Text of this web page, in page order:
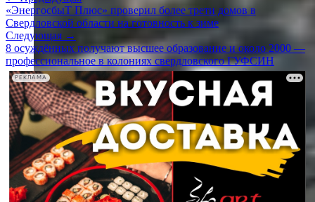
«ЭнергосбыТ Плюс» проверил более трети домов в
Свердловской области на готовность к зиме
Следующая →
8 осуждённых получают высшее образование и около 2000 —
профессиональное в колониях свердловского ГУФСИН
РЕКЛАМА